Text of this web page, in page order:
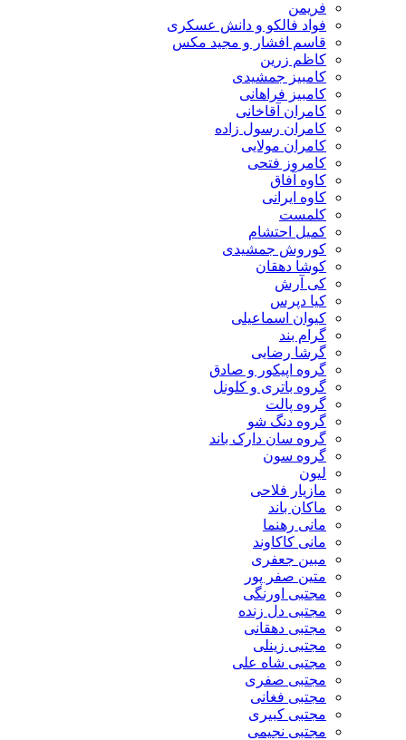
فواد فالکو و دانش عسکری
قاسم افشار و مجید مکس
کاظم زرین
کامبیز جمشیدی
کامبیز فراهانی
کامران آقاخانی
کامران رسول زاده
کامران مولایی
کامروز فتحی
کاوه آفاق
کاوه ایرانی
کلمست
کمیل احتشام
کوروش جمشیدی
کوشا دهقان
کی آرش
کیا دپرس
کیوان اسماعیلی
گرام بند
گرشا رضایی
گروه اپیکور و صادق
گروه باتری و کلونل
گروه پالت
گروه دنگ شو
گروه سان دارک باند
گروه سون
مازیار فلاحی
ماکان باند
مانی رهنما
مانی کاکاوند
مبین جعفری
متین صفر پور
مجتبی اورنگی
مجتبی دل زنده
مجتبی دهقانی
مجتبی زینلی
مجتبی شاه علی
مجتبی صفری
مجتبی فغانی
مجتبی کبیری
مجتبی نجیمی